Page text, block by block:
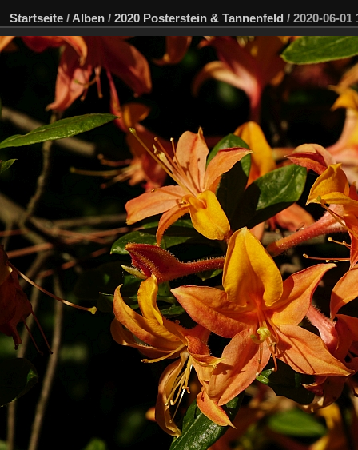
Startseite / Alben / 2020 Posterstein & Tannenfeld / 2020-06-01